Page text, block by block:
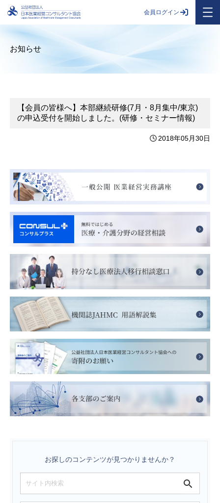
会員ログイン
お知らせ
【会員の皆様へ】本部継続研修(7月・8月集中/東京)
の申込受付を開始しました。(研修・セミナー情報)
2018年05月30日
お探しのコンテンツが見つかりませんか？